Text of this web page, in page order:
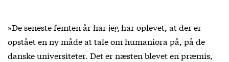
»De seneste femten år har jeg har oplevet, at der er
opstået en ny måde at tale om humaniora på, på de
danske universiteter. Det er næsten blevet en præmis,